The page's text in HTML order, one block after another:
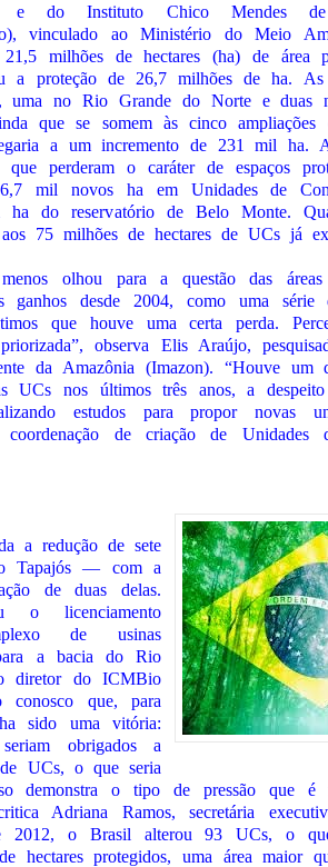
e do Instituto Chico Mendes de
vinculado ao Ministério do Meio
milhões de hectares (ha) de área
a proteção de 26,7 milhões de ha. As
uma no Rio Grande do Norte e duas
que se somem às cinco ampliações
a um incremento de 231 mil ha.
que perderam o caráter de espaços
mil novos ha em Unidades de
do reservatório de Belo Monte.
75 milhões de hectares de UCs já
olhou para a questão das áreas
ganhos desde 2004, como uma série
que houve uma certa perda.
observa Elis Araújo,
da Amazônia (Imazon). “Houve um
UCs nos últimos três anos, a
estudos para propor novas
de criação de Unidades
a redução de sete
Tapajós — com a
de duas delas.
o licenciamento
de usinas
a bacia do Rio
diretor do ICMBio
conosco que, para
sido uma vitória:
obrigados a
UCs, o que seria
demonstra o tipo de pressão que é
Adriana Ramos, secretária
2012, o Brasil alterou 93 UCs, o
hectares protegidos, uma área maior